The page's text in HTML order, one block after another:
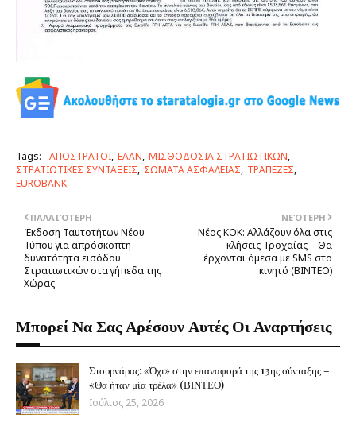
Tags: ΑΠΟΣΤΡΑΤΟΙ ΕΑΑΝ ΜΙΣΘΟΔΟΣΙΑ ΣΤΡΑΤΙΩΤΙΚΩΝ
ΣΤΡΑΤΙΩΤΙΚΕΣ ΣΥΝΤΑΞΕΙΣ ΣΩΜΑΤΑ ΑΣΦΑΛΕΙΑΣ ΤΡΑΠΕΖΕΣ
EUROBANK
ΝΕΌΤΕΡΗ
Νέος KOK: Αλλάζουν όλα στις
κλήσεις Τροχαίας – Θα
έρχονται άμεσα με SMS στο
κινητό (BINTEO)
ΠΑΛΑΙΌΤΕΡΗ
Έκδοση Ταυτοτήτων Νέου
Τύπου για απρόσκοπτη
δυνατότητα εισόδου
Στρατιωτικών στα γήπεδα της
Χώρας
Μπορεί Να Σας Αρέσουν Αυτές Οι Αναρτήσεις
Στουρνάρας: «Όχι» στην επαναφορά της 13ης σύνταξης –
«Θα ήταν μία τρέλα» (ΒΙΝΤΕΟ)
Ιούλιος 25, 2026